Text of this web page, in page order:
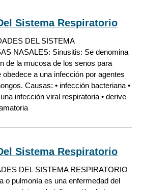
Sistema Respiratorio
DEL SISTEMA
NASALES: Sinusitis: Se denomina
de la mucosa de los senos para
a una infección por agentes
Causas: • infección bacteriana •
infección viral respiratoria • derive
Sistema Respiratorio
DEL SISTEMA RESPIRATORIO
o pulmonía es una enfermedad del